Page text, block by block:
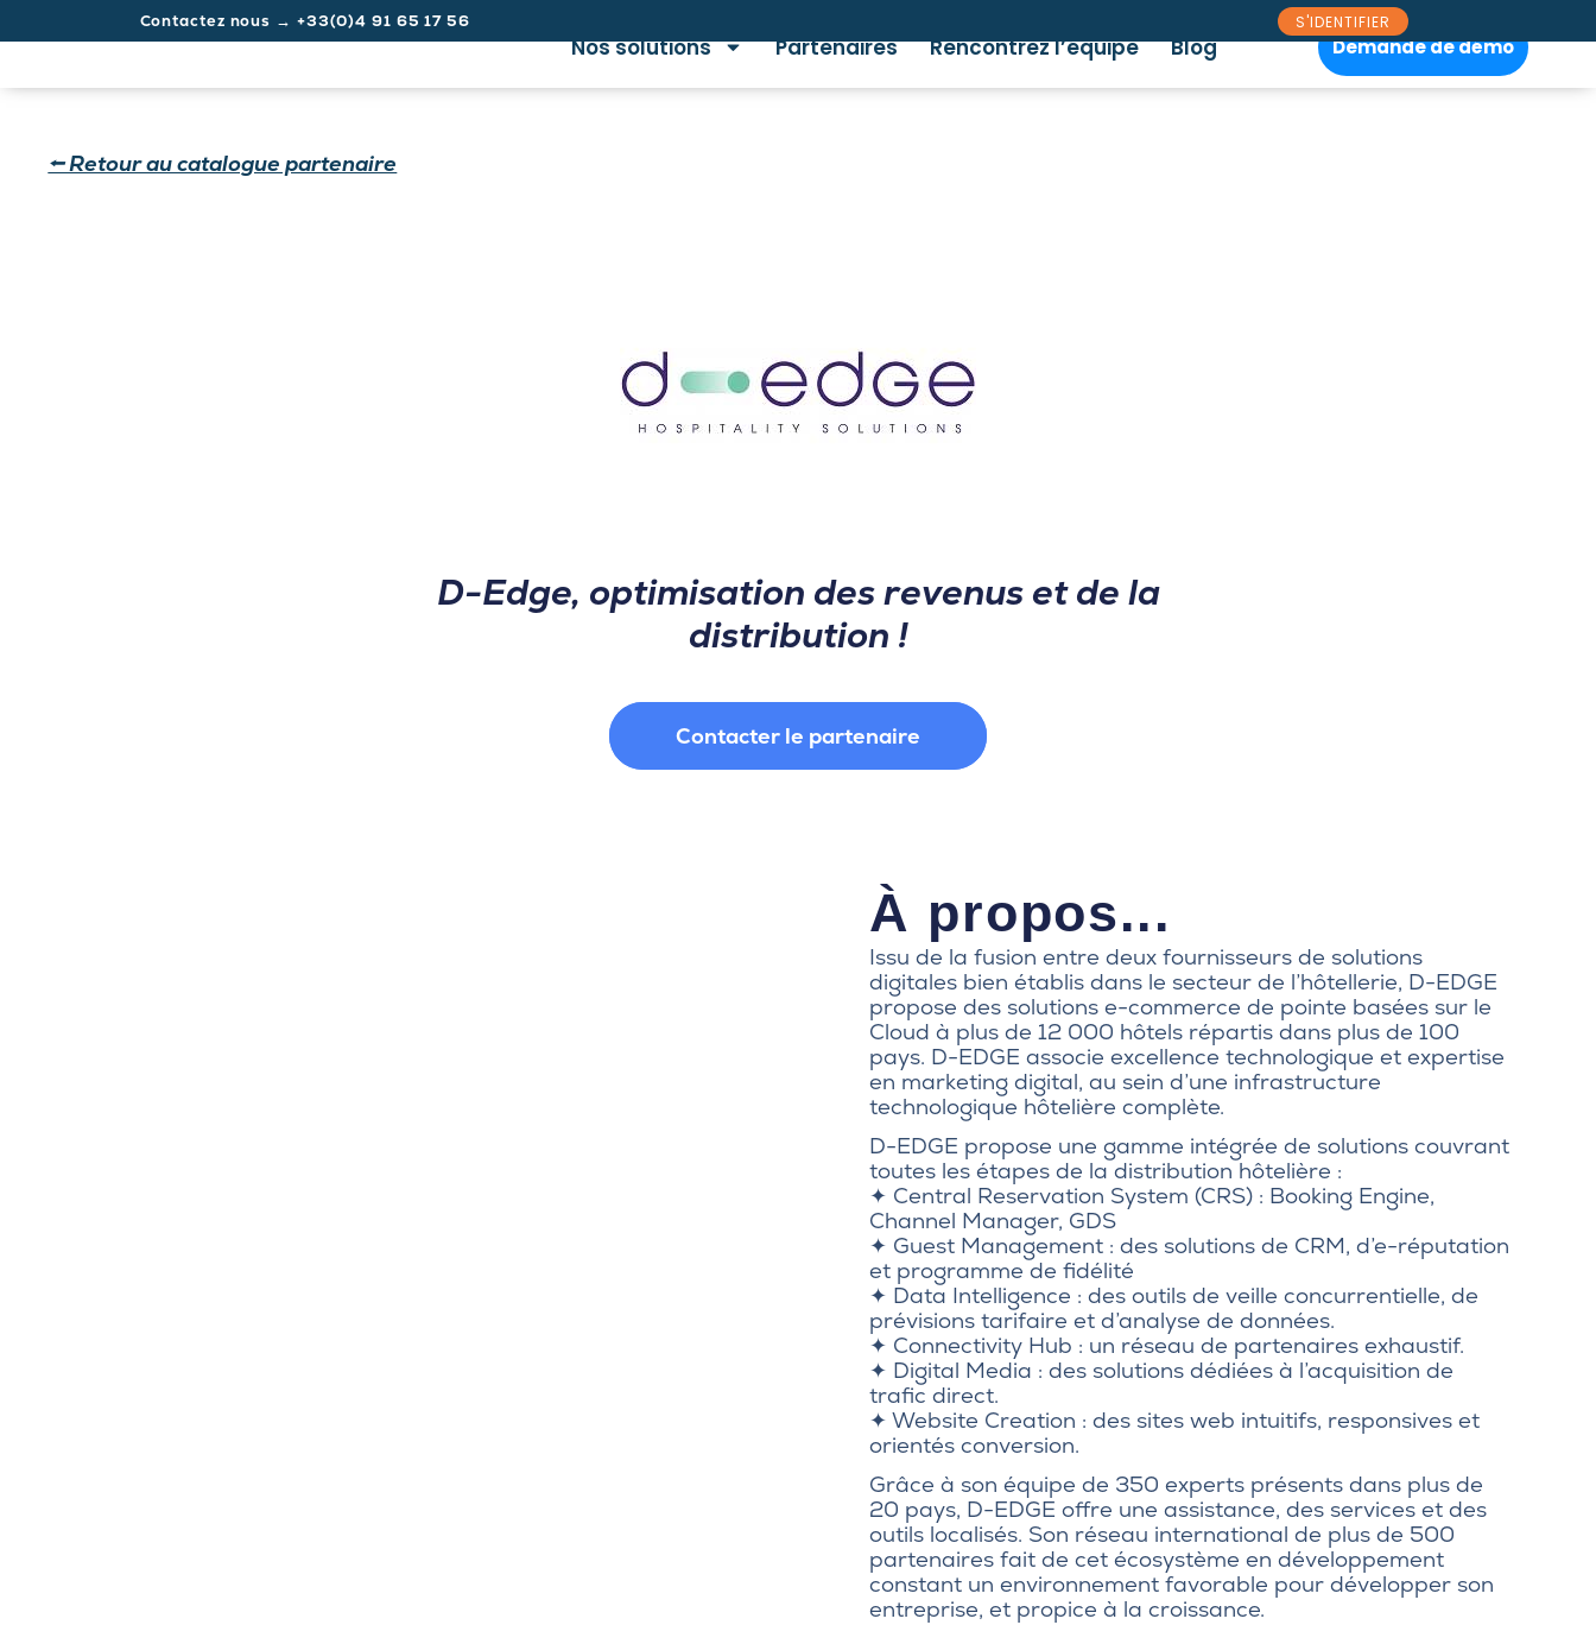
Contactez nous → +33(0)4 91 65 17 56 S'IDENTIFIER
Nos solutions Partenaires Rencontrez l’équipe Blog Demande de démo
⭠ Retour au catalogue partenaire
D-Edge, optimisation des revenus et de la
distribution !
Contacter le partenaire
À propos...
Issu de la fusion entre deux fournisseurs de solutions
digitales bien établis dans le secteur de l’hôtellerie, D-EDGE
propose des solutions e-commerce de pointe basées sur le
Cloud à plus de 12 000 hôtels répartis dans plus de 100
pays. D-EDGE associe excellence technologique et expertise
en marketing digital, au sein d’une infrastructure
technologique hôtelière complète.
D-EDGE propose une gamme intégrée de solutions couvrant
toutes les étapes de la distribution hôtelière :
✦ Central Reservation System (CRS) : Booking Engine,
Channel Manager, GDS
✦ Guest Management : des solutions de CRM, d’e-réputation
et programme de fidélité
✦ Data Intelligence : des outils de veille concurrentielle, de
prévisions tarifaire et d’analyse de données.
✦ Connectivity Hub : un réseau de partenaires exhaustif.
✦ Digital Media : des solutions dédiées à l’acquisition de
trafic direct.
✦ Website Creation : des sites web intuitifs, responsives et
orientés conversion.
Grâce à son équipe de 350 experts présents dans plus de
20 pays, D-EDGE offre une assistance, des services et des
outils localisés. Son réseau international de plus de 500
partenaires fait de cet écosystème en développement
constant un environnement favorable pour développer son
entreprise, et propice à la croissance.
Launch login modal
Launch register modal